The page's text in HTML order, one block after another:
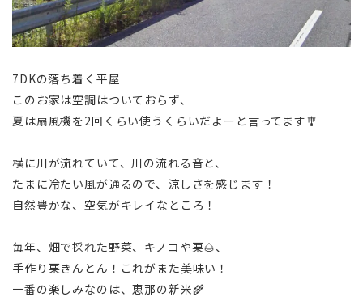
7DKの落ち着く平屋
このお家は空調はついておらず、
夏は扇風機を2回くらい使うくらいだよーと言ってます🎐
横に川が流れていて、川の流れる音と、
たまに冷たい風が通るので、涼しさを感じます！
自然豊かな、空気がキレイなところ！
毎年、畑で採れた野菜、キノコや栗🌰、
手作り栗きんとん！これがまた美味い！
一番の楽しみなのは、恵那の新米🌾